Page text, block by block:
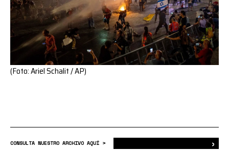
(Foto: Ariel Schalit / AP)
CONSULTA NUESTRO ARCHIVO AQUÍ > ›